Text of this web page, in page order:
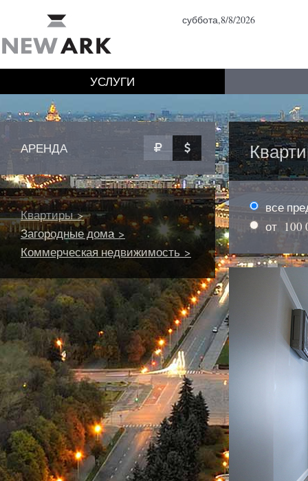
суббота,8/8/2026
УСЛУГИ
АРЕНДА
Квартиры >
Загородные дома >
Коммерческая недвижимость >
все
от 100